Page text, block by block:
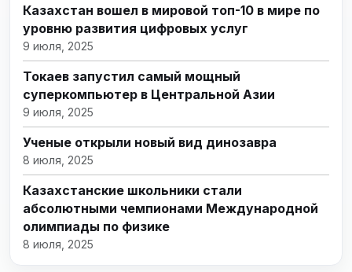
Казахстан вошел в мировой топ-10 в мире по
уровню развития цифровых услуг
9 июля, 2025
Токаев запустил самый мощный
суперкомпьютер в Центральной Азии
9 июля, 2025
Ученые открыли новый вид динозавра
8 июля, 2025
Казахстанские школьники стали
абсолютными чемпионами Международной
олимпиады по физике
8 июля, 2025